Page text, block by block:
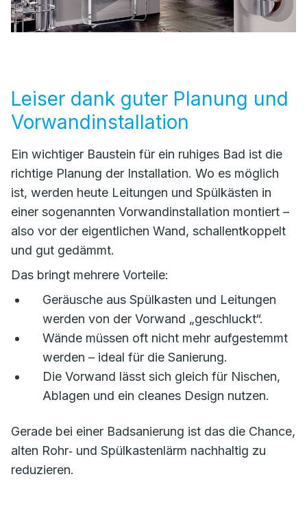
Leiser dank guter Planung und
Vorwandinstallation
Ein wichtiger Baustein für ein ruhiges Bad ist die
richtige Planung der Installation. Wo es möglich
ist, werden heute Leitungen und Spülkästen in
einer sogenannten Vorwandinstallation montiert –
also vor der eigentlichen Wand, schallentkoppelt
und gut gedämmt.
Das bringt mehrere Vorteile:
Geräusche aus Spülkasten und Leitungen
werden von der Vorwand „geschluckt“.
Wände müssen oft nicht mehr aufgestemmt
werden – ideal für die Sanierung.
Die Vorwand lässt sich gleich für Nischen,
Ablagen und ein cleanes Design nutzen.
Gerade bei einer Badsanierung ist das die Chance,
alten Rohr‑ und Spülkastenlärm nachhaltig zu
reduzieren.